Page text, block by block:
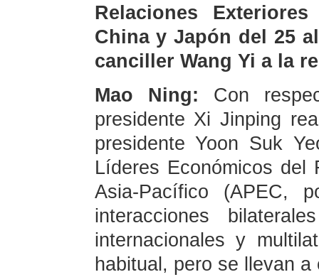
Relaciones
China y Japón del 25
canciller Wang Yi a la
Mao Ning: Con
presidente Xi Jinping
presidente Yoon Suk
Líderes Económicos del
Asia-Pacífico (APEC,
interacciones
internacionales y
habitual, pero se llevan